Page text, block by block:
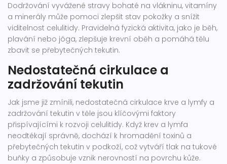
Dodržování vyvážené stravy bohaté na vlákninu, vitamíny
a minerály může pomoci zlepšit stav pokožky a snížit
viditelnost celulitidy. Pravidelná fyzická aktivita, jako je běh,
plavání nebo jóga, zlepšuje krevní oběh a pomáhá tělu
zbavit se přebytečných tekutin.
Nedostatečná cirkulace a
zadržování tekutin
Jak jsme již zmínili, nedostatečná cirkulace krve a lymfy a
zadržování tekutin v těle jsou klíčovými faktory
přispívajícími k rozvoji celulitidy. Když krev a lymfa
neodtékají správně, dochází k hromadění toxinů a
přebytečných tekutin v podkoží, což vytváří tlak na tukové
buňky a způsobuje vznik nerovností na povrchu kůže.